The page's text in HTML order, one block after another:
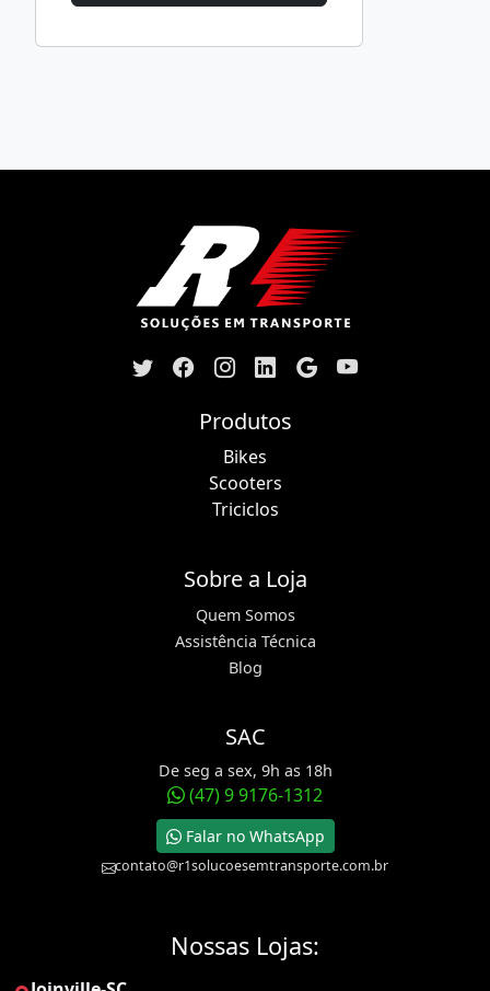
Produtos
Bikes
Scooters
Triciclos
Sobre a Loja
Quem Somos
Assistência Técnica
Blog
SAC
De seg a sex, 9h as 18h
(47) 9 9176-1312
Falar no WhatsApp
contato@r1solucoesemtransporte.com.br
Nossas Lojas: